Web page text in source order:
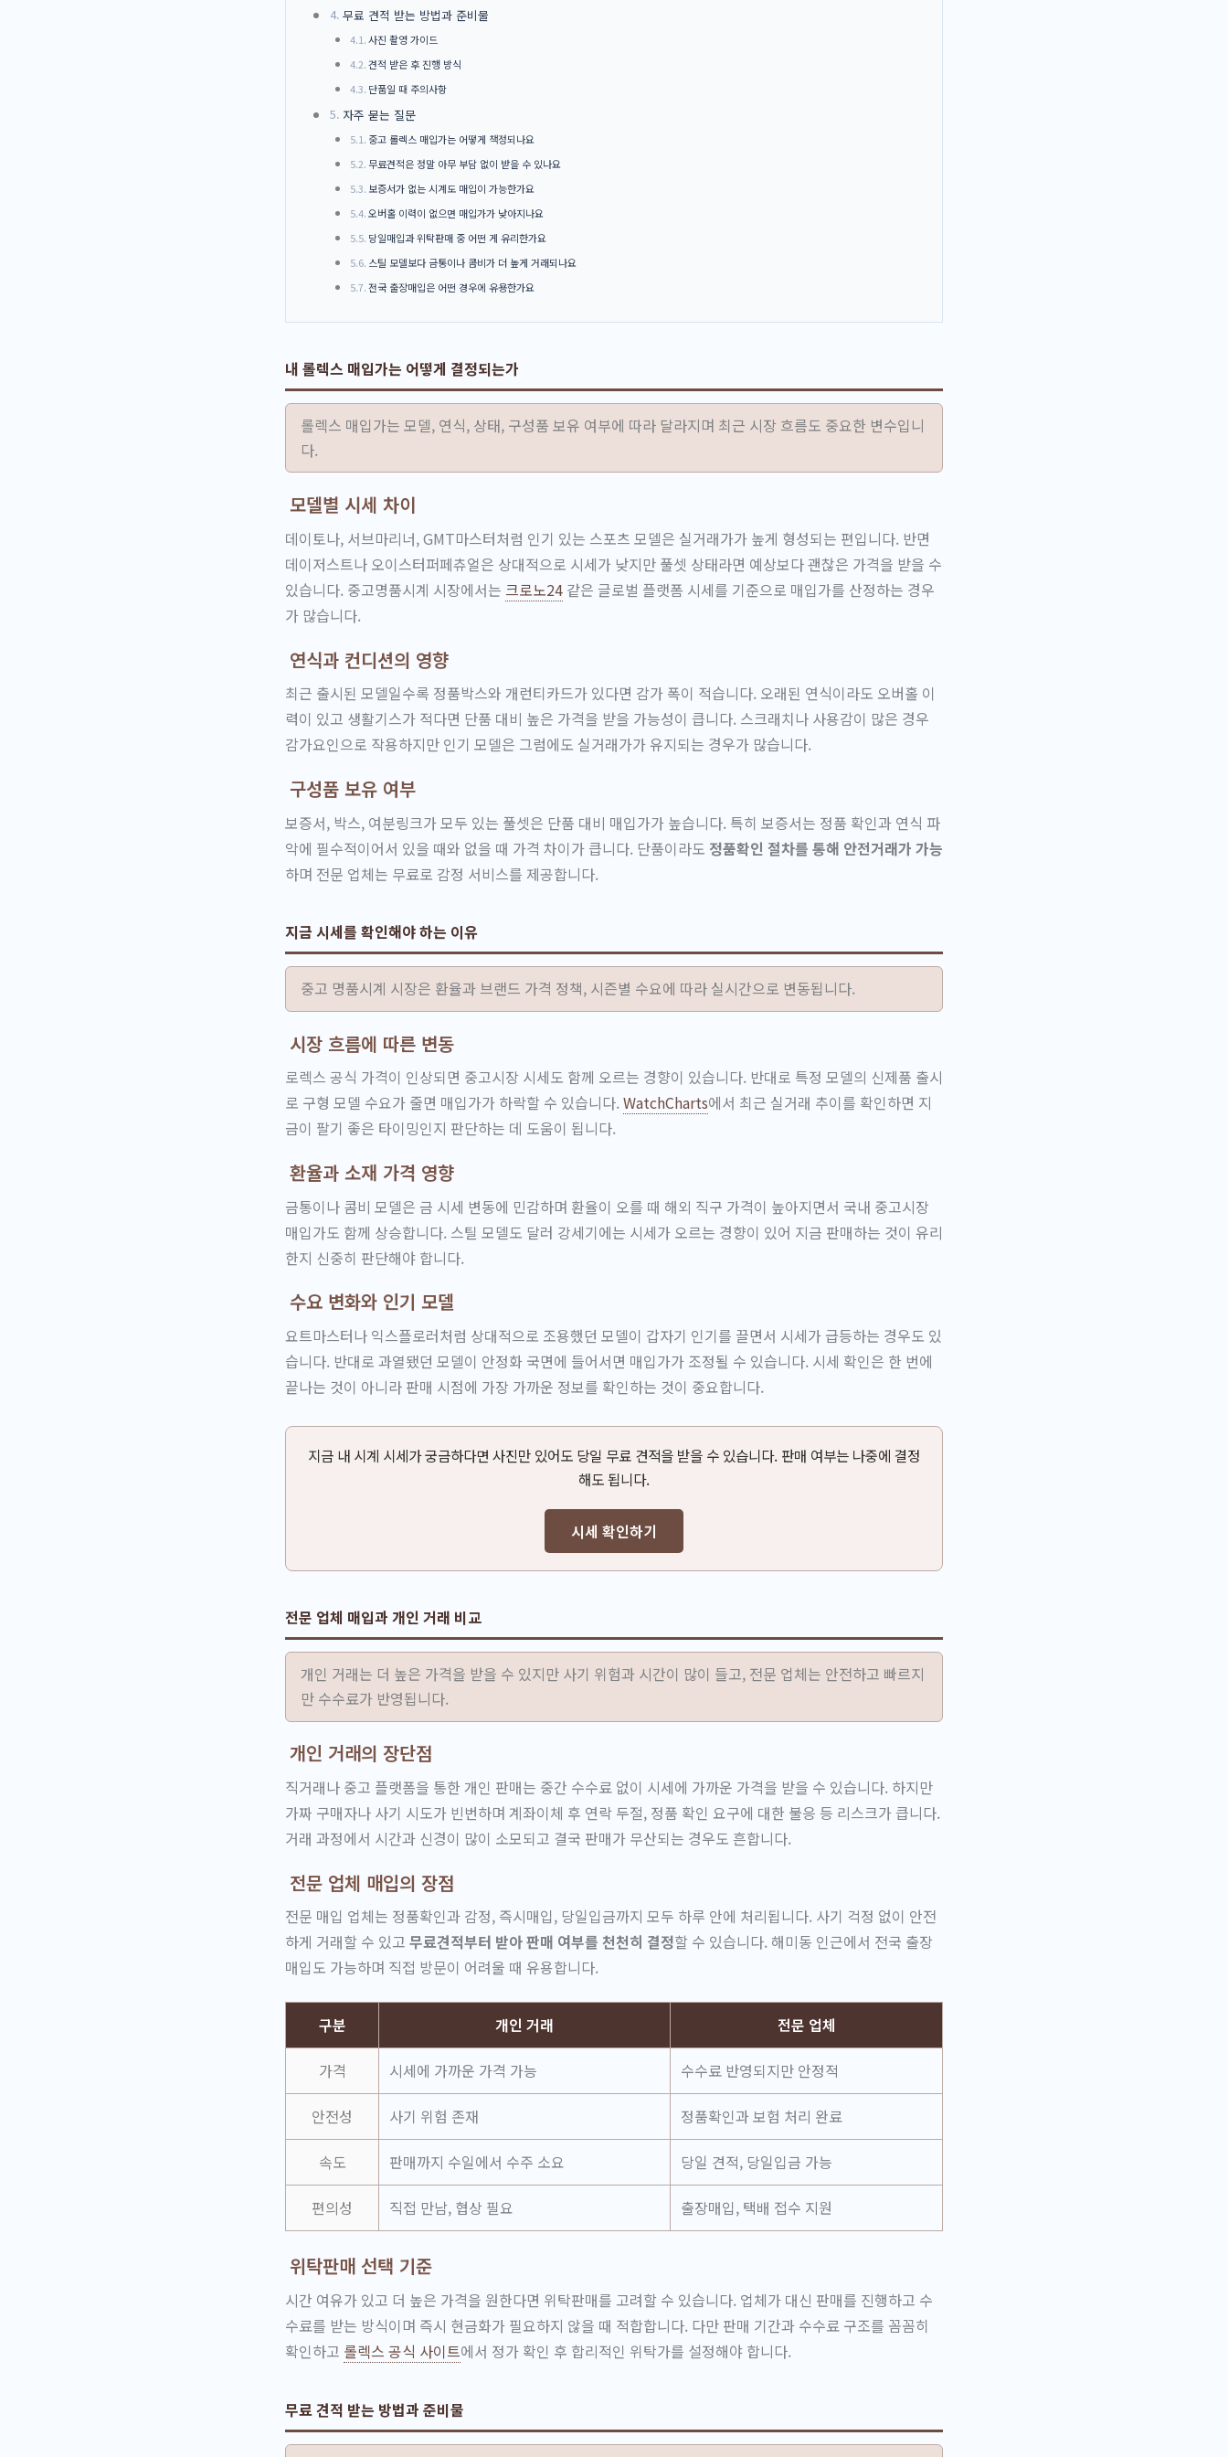
무료 견적 받는 방법과 준비물
사진 촬영 가이드
견적 받은 후 진행 방식
단품일 때 주의사항
자주 묻는 질문
중고 롤렉스 매입가는 어떻게 책정되나요
무료견적은 정말 아무 부담 없이 받을 수 있나요
보증서가 없는 시계도 매입이 가능한가요
오버홀 이력이 없으면 매입가가 낮아지나요
당일매입과 위탁판매 중 어떤 게 유리한가요
스틸 모델보다 금통이나 콤비가 더 높게 거래되나요
전국 출장매입은 어떤 경우에 유용한가요
내 롤렉스 매입가는 어떻게 결정되는가
롤렉스 매입가는 모델, 연식, 상태, 구성품 보유 여부에 따라 달라지며 최근 시장 흐름도 중요한 변수입니
다.
모델별 시세 차이
데이토나, 서브마리너, GMT마스터처럼 인기 있는 스포츠 모델은 실거래가가 높게 형성되는 편입니다. 반면
데이저스트나 오이스터퍼페츄얼은 상대적으로 시세가 낮지만 풀셋 상태라면 예상보다 괜찮은 가격을 받을 수
있습니다. 중고명품시계 시장에서는 크로노24 같은 글로벌 플랫폼 시세를 기준으로 매입가를 산정하는 경우
가 많습니다.
연식과 컨디션의 영향
최근 출시된 모델일수록 정품박스와 개런티카드가 있다면 감가 폭이 적습니다. 오래된 연식이라도 오버홀 이
력이 있고 생활기스가 적다면 단품 대비 높은 가격을 받을 가능성이 큽니다. 스크래치나 사용감이 많은 경우
감가요인으로 작용하지만 인기 모델은 그럼에도 실거래가가 유지되는 경우가 많습니다.
구성품 보유 여부
보증서, 박스, 여분링크가 모두 있는 풀셋은 단품 대비 매입가가 높습니다. 특히 보증서는 정품 확인과 연식 파
악에 필수적이어서 있을 때와 없을 때 가격 차이가 큽니다. 단품이라도 정품확인 절차를 통해 안전거래가 가능
하며 전문 업체는 무료로 감정 서비스를 제공합니다.
지금 시세를 확인해야 하는 이유
중고 명품시계 시장은 환율과 브랜드 가격 정책, 시즌별 수요에 따라 실시간으로 변동됩니다.
시장 흐름에 따른 변동
로렉스 공식 가격이 인상되면 중고시장 시세도 함께 오르는 경향이 있습니다. 반대로 특정 모델의 신제품 출시
로 구형 모델 수요가 줄면 매입가가 하락할 수 있습니다.WatchCharts에서 최근 실거래 추이를 확인하면 지
금이 팔기 좋은 타이밍인지 판단하는 데 도움이 됩니다.
환율과 소재 가격 영향
금통이나 콤비 모델은 금 시세 변동에 민감하며 환율이 오를 때 해외 직구 가격이 높아지면서 국내 중고시장
매입가도 함께 상승합니다. 스틸 모델도 달러 강세기에는 시세가 오르는 경향이 있어 지금 판매하는 것이 유리
한지 신중히 판단해야 합니다.
수요 변화와 인기 모델
요트마스터나 익스플로러처럼 상대적으로 조용했던 모델이 갑자기 인기를 끌면서 시세가 급등하는 경우도 있
습니다. 반대로 과열됐던 모델이 안정화 국면에 들어서면 매입가가 조정될 수 있습니다. 시세 확인은 한 번에
끝나는 것이 아니라 판매 시점에 가장 가까운 정보를 확인하는 것이 중요합니다.
지금 내 시계 시세가 궁금하다면 사진만 있어도 당일 무료 견적을 받을 수 있습니다. 판매 여부는 나중에 결정
해도 됩니다.
시세 확인하기
전문 업체 매입과 개인 거래 비교
개인 거래는 더 높은 가격을 받을 수 있지만 사기 위험과 시간이 많이 들고, 전문 업체는 안전하고 빠르지
만 수수료가 반영됩니다.
개인 거래의 장단점
직거래나 중고 플랫폼을 통한 개인 판매는 중간 수수료 없이 시세에 가까운 가격을 받을 수 있습니다. 하지만
가짜 구매자나 사기 시도가 빈번하며 계좌이체 후 연락 두절, 정품 확인 요구에 대한 불응 등 리스크가 큽니다.
거래 과정에서 시간과 신경이 많이 소모되고 결국 판매가 무산되는 경우도 흔합니다.
전문 업체 매입의 장점
전문 매입 업체는 정품확인과 감정, 즉시매입, 당일입금까지 모두 하루 안에 처리됩니다. 사기 걱정 없이 안전
하게 거래할 수 있고 무료견적부터 받아 판매 여부를 천천히 결정할 수 있습니다. 해미동 인근에서 전국 출장
매입도 가능하며 직접 방문이 어려울 때 유용합니다.
구분 개인 거래 전문 업체
가격 시세에 가까운 가격 가능 수수료 반영되지만 안정적
안전성 사기 위험 존재 정품확인과 보험 처리 완료
속도 판매까지 수일에서 수주 소요 당일 견적, 당일입금 가능
편의성 직접 만남, 협상 필요 출장매입, 택배 접수 지원
위탁판매 선택 기준
시간 여유가 있고 더 높은 가격을 원한다면 위탁판매를 고려할 수 있습니다. 업체가 대신 판매를 진행하고 수
수료를 받는 방식이며 즉시 현금화가 필요하지 않을 때 적합합니다. 다만 판매 기간과 수수료 구조를 꼼꼼히
확인하고 롤렉스 공식 사이트에서 정가 확인 후 합리적인 위탁가를 설정해야 합니다.
무료 견적 받는 방법과 준비물